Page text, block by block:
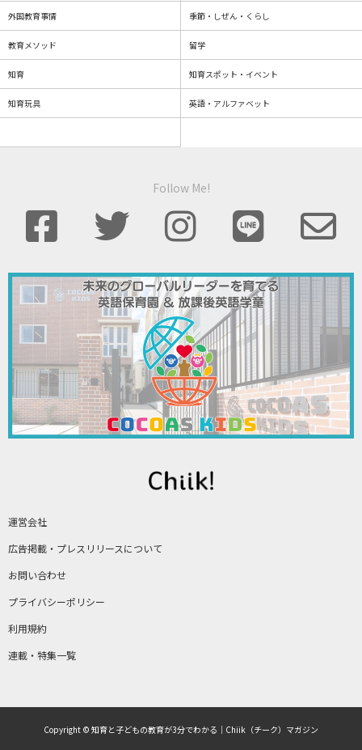
運営会社
広告掲載・プレスリリースについて
お問い合わせ
プライバシーポリシー
利用規約
連載・特集一覧
外国教育事情 季節・しぜん・くらし
教育メソッド 留学
知育 知育スポット・イベント
知育玩具 英語・アルファベット
Follow Me!
Copyright © 知育と子どもの教育が3分でわかる｜Chiik（チーク）マガジン